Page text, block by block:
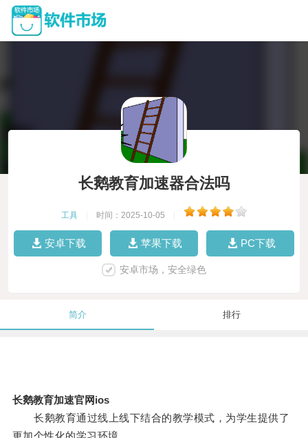
长鹅教育加速器合法吗
工具 时间：2025-10-05
安卓下载 苹果下载 PC下载
安卓市场，安全绿色
简介 排行
长鹅教育加速官网ios
长鹅教育通过线上线下结合的教学模式，为学生提供了